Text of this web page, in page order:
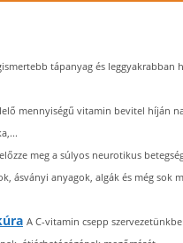
tápanyag és
mennyiségű vitamin bevitel híján
meg a súlyos neurotikus
ásványi anyagok, algák és még sok
A C-vitamin csepp